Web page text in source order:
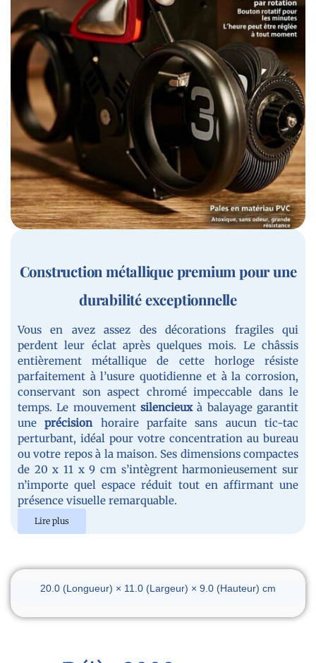
Construction métallique premium pour une
durabilité exceptionnelle
Vous en avez assez des décorations fragiles qui
perdent leur éclat après quelques mois. Le châssis
entièrement métallique de cette horloge résiste
parfaitement à l’usure quotidienne et à la corrosion,
conservant son aspect chromé impeccable dans le
temps. Le mouvement silencieuxà balayage garantit
uneprécision horaire parfaite sans aucun tic-tac
perturbant, idéal pour votre concentration au bureau
ou votre repos à la maison. Ses dimensions compactes
de 20 x 11 x 9 cm s’intègrent harmonieusement sur
n’importe quel espace réduit tout en affirmant une
présence visuelle remarquable.
Lire plus
Dimensions du réveil
20.0 (Longueur) × 11.0 (Largeur) × 9.0 (Hauteur) cm